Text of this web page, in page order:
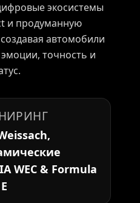
экосистемы
и продуманную
автомобили
точность и
WEC & Formula
E